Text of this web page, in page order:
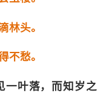
林头。
不愁。
一叶落，而知岁之